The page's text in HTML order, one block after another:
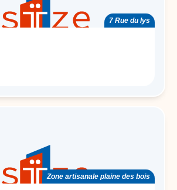
7 Rue du lys
Zone artisanale plaine des bois